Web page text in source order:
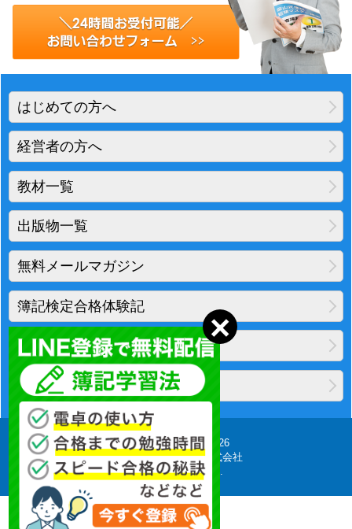
はじめての方へ
経営者の方へ
教材一覧
出版物一覧
無料メールマガジン
簿記検定合格体験記
地図・アクセス
プライバシーポリシー
Copyright(C) 2010-2026
柴山会計ラーニング株式会社
All Rights Reserved.